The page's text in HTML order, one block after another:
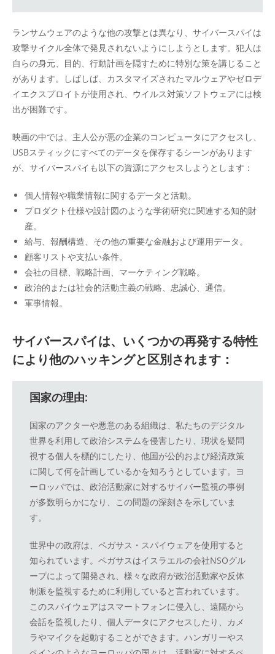
ランサムウェアのような他の攻撃とは異なり、サイバースパイは
攻撃サイクル全体で発見されないようにしようとします。犯人は
自らの身元、目的、行動計画を隠すために特別な策を講じること
があります。しばしば、カスタマイズされたマルウェアやゼロデ
イエクスプロイトが使用され、ウイルス対策ソフトウェアには検
出が困難です。
映画の中では、主人公が悪の企業のコンピュータにアクセスし、
USBスティックにすべてのデータを保存するシーンがあります
が、サイバースパイも以下の資源にアクセスしようとします：
個人情報や職業情報に関するデータと活動。
プロダクト仕様や設計図のような学術研究に関連する知的財
産。
給与、報酬構造、その他の重要な金融および運用データ。
顧客リストや支払い条件。
会社の目標、戦略計画、マーケティング戦略。
政治的または社会的活動主義の戦略、忠誠心、通信。
軍事情報。
サイバースパイは、いくつかの再発する特性
により他のハッキングと区別されます：
国家の理由:
国家のアクターや悪意のある組織は、私たちのデジタル
世界を利用して政治システムを侵害したり、現状を疑問
視する個人を標的にしたり、他国が公的および経済政策
に関して何を計画しているかを知ろうとしています。ヨ
ーロッパでは、政治活動家に対するサイバー監視の事例
が多数明らかになり、この問題の深刻さを示していま
す。
世界中の政府は、ペガサス・スパイウェアを使用すると
知られています。ペガサスはイスラエルの会社NSOグル
ープによって開発され、様々な政府が政治活動家や反体
制派を監視するために利用していると言われています。
このスパイウェアはスマートフォンに侵入し、遠隔から
会話を監視したり、個人データにアクセスしたり、カメ
ラやマイクを起動することができます。ハンガリーやス